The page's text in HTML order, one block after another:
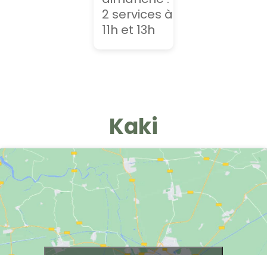
2 services à
11h et 13h
Kaki